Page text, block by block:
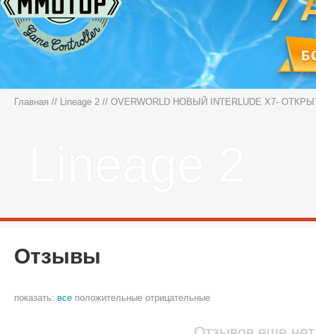
Главная // Lineage 2 // OVERWORLD НОВЫЙ INTERLUDE X7-
Отзывы
показать: все положительные отрицательные